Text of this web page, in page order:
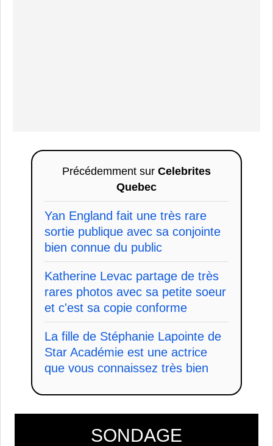
Précédemment sur Celebrites
Quebec
Yan England fait une très rare
sortie publique avec sa conjointe
bien connue du public
Katherine Levac partage de très
rares photos avec sa petite soeur
et c'est sa copie conforme
La fille de Stéphanie Lapointe de
Star Académie est une actrice
que vous connaissez très bien
SONDAGE